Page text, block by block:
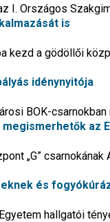
I. Országos
is
kezd a gödöllői
idénynyitója
BOK-
az
„G”
és
hallgatói